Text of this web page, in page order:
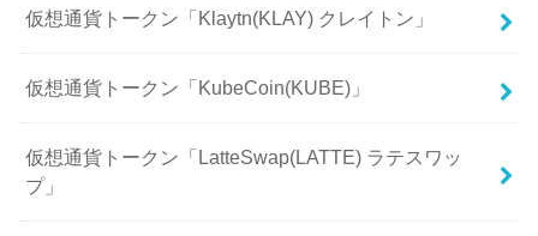
仮想通貨トークン「Klaytn(KLAY) クレイトン」
仮想通貨トークン「KubeCoin(KUBE)」
仮想通貨トークン「LatteSwap(LATTE) ラテスワッ
プ」